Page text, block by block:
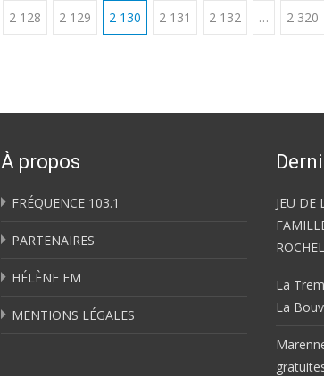
2 128 2 129 2 130 2 131 2 132 … 2 320
À propos
FRÉQUENCE 103.1
PARTENAIRES
HÉLÈNE FM
MENTIONS LÉGALES
JEU DE
La
La